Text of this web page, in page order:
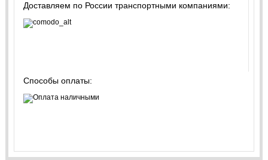
Доставляем по России транспортными компаниями:
Способы оплаты: